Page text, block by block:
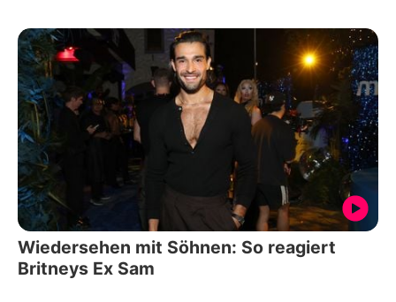
Wiedersehen mit Söhnen: So reagiert
Britneys Ex Sam